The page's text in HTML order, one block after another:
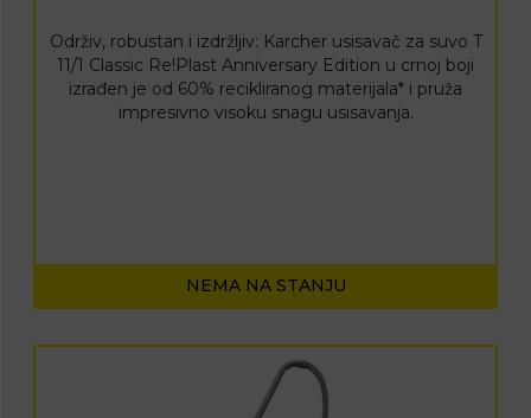
Održiv, robustan i izdržljiv: Karcher usisavač za suvo T
11/1 Classic Re!Plast Anniversary Edition u crnoj boji
izrađen je od 60% recikliranog materijala* i pruža
impresivno visoku snagu usisavanja.
NEMA NA STANJU